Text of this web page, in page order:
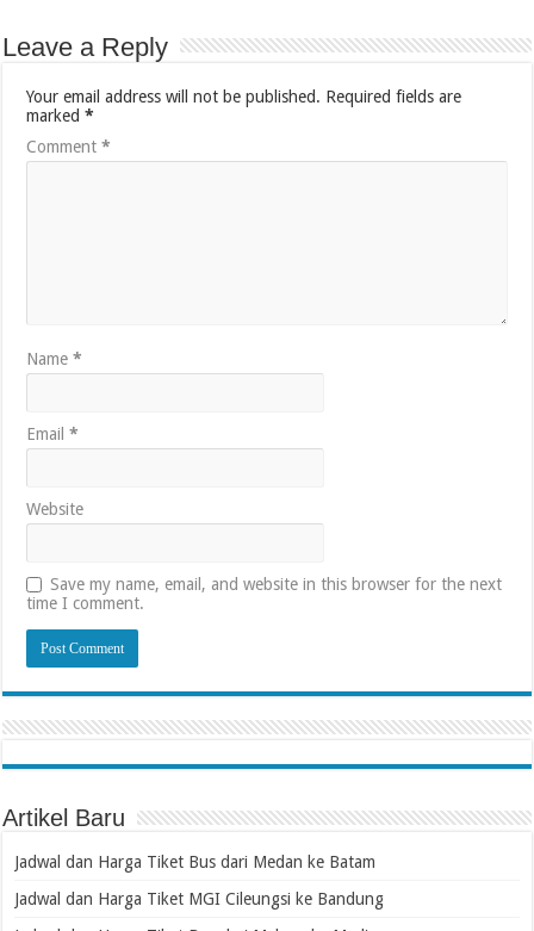
Leave a Reply
Your email address will not be published. Required fields are
marked*
Comment*
Name*
Email*
Website
Save my name, email, and website in this browser for the next
time I comment.
Artikel Baru
Jadwal dan Harga Tiket Bus dari Medan ke Batam
Jadwal dan Harga Tiket MGI Cileungsi ke Bandung